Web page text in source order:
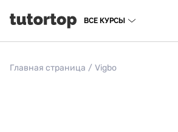
ВСЕ КУРСЫ
Главная страница / Vigbo